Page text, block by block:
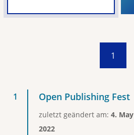
1
Open Publishing Fest
zuletzt geändert am: 4. May
2022